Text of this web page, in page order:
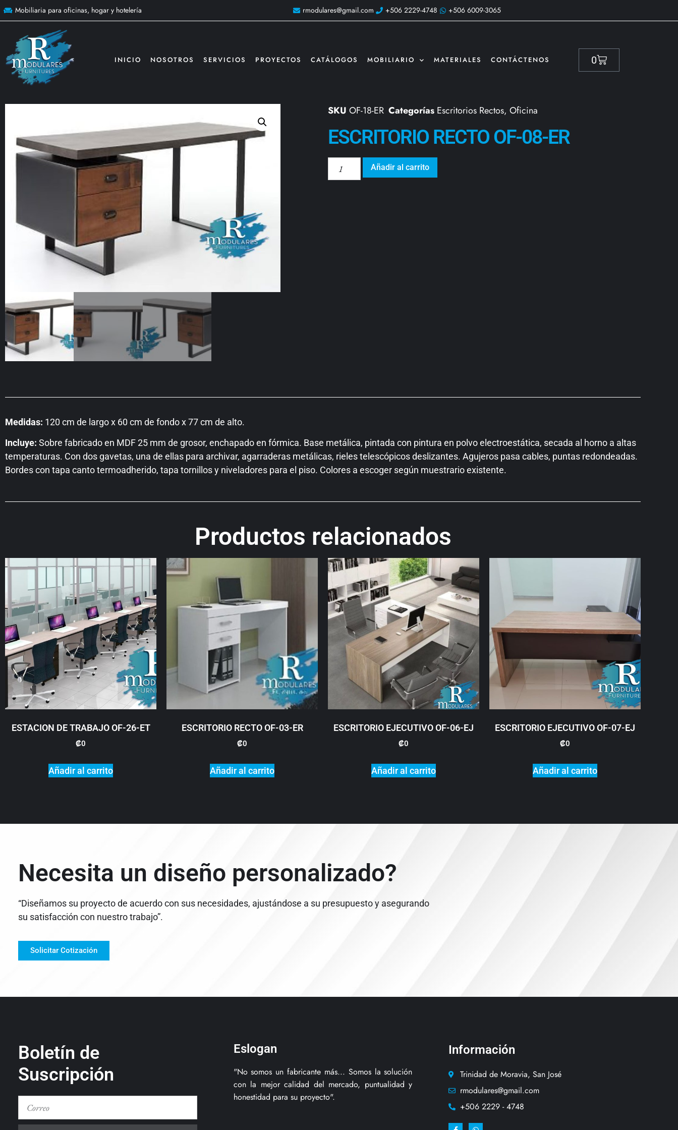
Mobiliaria para oficinas, hogar y hotelería rmodulares@gmail.com +506 2229-4748 +506 6009-3065
INICIO NOSOTROS SERVICIOS PROYECTOS CATÁLOGOS MOBILIARIO MATERIALES CONTÁCTENOS 0
SKU OF-18-ER Categorías Escritorios Rectos, Oficina
ESCRITORIO RECTO OF-08-ER
Añadir al carrito
Medidas: 120 cm de largo x 60 cm de fondo x 77 cm de alto.
Incluye: Sobre fabricado en MDF 25 mm de grosor, enchapado en fórmica. Base metálica, pintada con pintura en polvo electroestática, secada al horno a altas
temperaturas. Con dos gavetas, una de ellas para archivar, agarraderas metálicas, rieles telescópicos deslizantes. Agujeros pasa cables, puntas redondeadas.
Bordes con tapa canto termoadherido, tapa tornillos y niveladores para el piso. Colores a escoger según muestrario existente.
Productos relacionados
ESTACION DE TRABAJO OF-26-ET
₡0
Añadir al carrito
ESCRITORIO RECTO OF-03-ER
₡0
Añadir al carrito
ESCRITORIO EJECUTIVO OF-06-EJ
₡0
Añadir al carrito
ESCRITORIO EJECUTIVO OF-07-EJ
₡0
Añadir al carrito
Necesita un diseño personalizado?
“Diseñamos su proyecto de acuerdo con sus necesidades, ajustándose a su presupuesto y asegurando
su satisfacción con nuestro trabajo”.
Solicitar Cotización
Boletín de
Suscripción
Eslogan
"No somos un fabricante más... Somos la solución
con la mejor calidad del mercado, puntualidad y
honestidad para su proyecto".
Información
Trinidad de Moravia, San José
rmodulares@gmail.com
+506 2229 - 4748